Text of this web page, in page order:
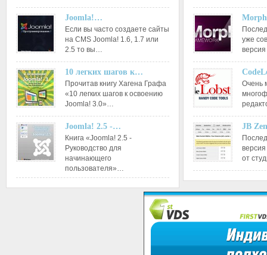
Joomla!…
Если вы часто создаете сайты
на CMS Joomla! 1.6, 1.7 или
2.5 то вы…
10 легких шагов к…
Прочитав книгу Хагена Графа
«10 легких шагов к освоению
Joomla! 3.0»…
Joomla! 2.5 -…
Книга «Joomla! 2.5 -
Руководство для
начинающего
пользователя»…
уже
Очень
JB
от